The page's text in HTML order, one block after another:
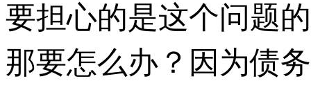
要担心的是这个问题
那要怎么办？因为债